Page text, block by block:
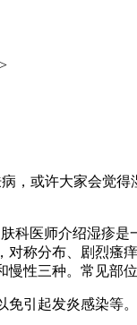
>
，或许大家会觉
医师介绍湿疹是
称分布、剧烈瘙
性三种。常见部
免引起发炎感染等